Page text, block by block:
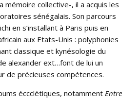
mémoire collective-, il a acquis les
sénégalais. Son parcours
en s’installant à Paris puis en
aux Etats-Unis : polyphonies
classique et kynésologie du
alexander ext…font de lui un
de précieuses compétences.
éccclétiques, notamment Entre